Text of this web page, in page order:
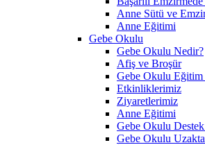
Anne Sütü ve
Anne Eğitimi
Gebe Okulu
Gebe Okulu Nedir?
Afiş ve Broşür
Gebe Okulu
Etkinliklerimiz
Ziyaretlerimiz
Anne Eğitimi
Gebe Okulu
Gebe Okulu